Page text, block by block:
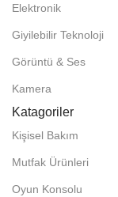
Elektronik
Giyilebilir Teknoloji
Görüntü & Ses
Kamera
Katagoriler
Kişisel Bakım
Mutfak Ürünleri
Oyun Konsolu